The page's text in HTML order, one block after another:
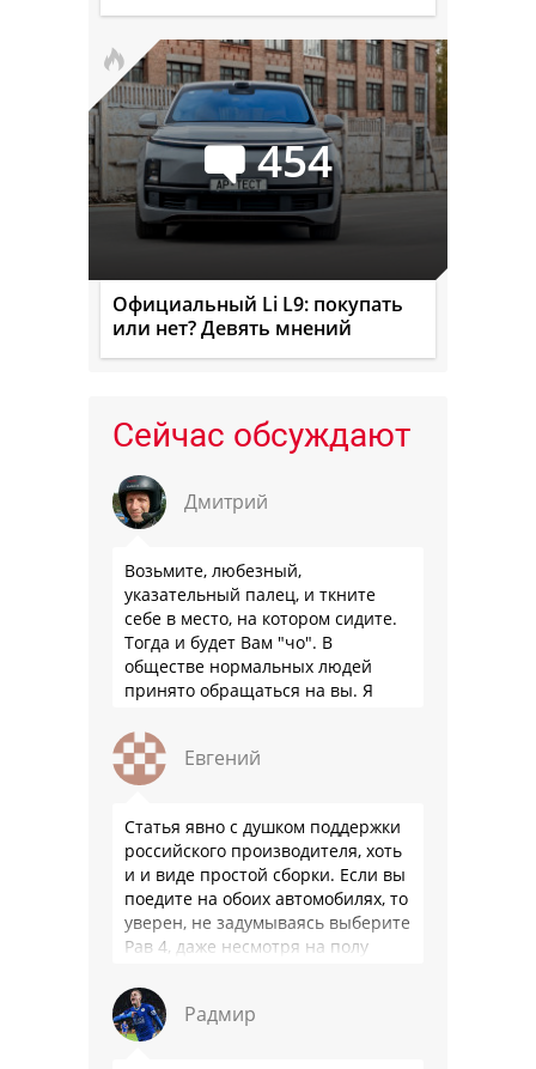
454
Официальный Li L9: покупать
или нет? Девять мнений
Сейчас обсуждают
Дмитрий
Возьмите, любезный,
указательный палец, и ткните
себе в место, на котором сидите.
Тогда и будет Вам "чо". В
обществе нормальных людей
принято обращаться на вы. Я
Евгений
Статья явно с душком поддержки
российского производителя, хоть
и и виде простой сборки. Если вы
поедите на обоих автомобилях, то
уверен, не задумываясь выберите
Рав 4, даже несмотря на полу
Радмир